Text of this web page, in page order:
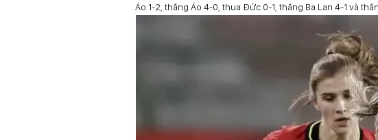
Áo 1-2, thắng Áo 4-0, thua Đức 0-1, thắng Ba Lan 4-1 và